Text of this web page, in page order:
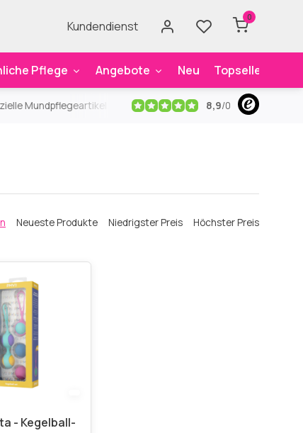
Kundendienst
0
Pflege Angebote Neu Topseller
Mundpflegeartikel Kostenloser Versandab 59€
8,9/0
Neueste Produkte Niedrigster Preis Höchster Preis
- Kegelball-